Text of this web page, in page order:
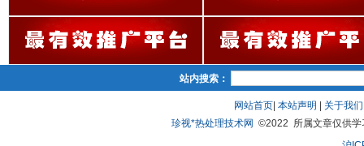
站内搜索：
网站首页| 本站声明 关于我们
珍视*热处理技术网 ©2022 所属文章仅供学